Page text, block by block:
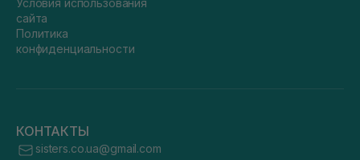
Условия использования
сайта
Политика
конфиденциальности
КОНТАКТЫ
sisters.co.ua@gmail.com